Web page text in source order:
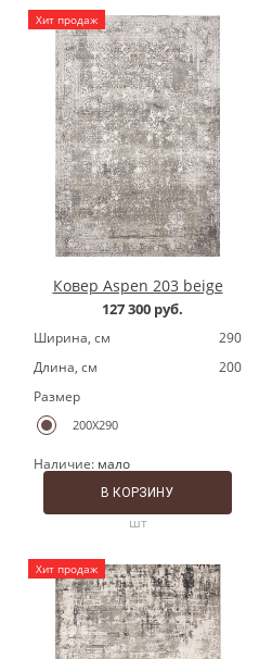
Хит продаж
Ковер Aspen 203 beige
127 300 руб.
Ширина, cм
290
Длина, cм
200
Размер
200X290
Наличие: мало
шт
В КОРЗИНУ
Хит продаж